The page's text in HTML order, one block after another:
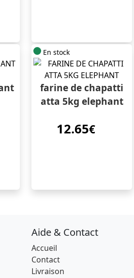
En stock
farine de chapatti
atta 5kg elephant
12.65€
Aide & Contact
Accueil
Contact
Livraison